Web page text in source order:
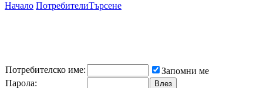
Начало ПотребителиТърсене
Потребителско име:
Запомни ме
Парола: